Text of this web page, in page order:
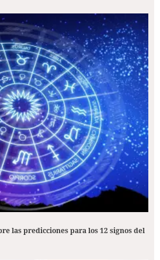
las predicciones para los 12 signos del